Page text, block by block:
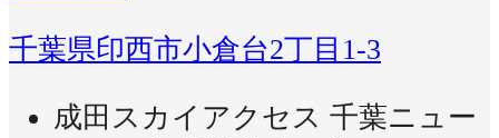
千葉県印西市小倉台2丁目1-3
成田スカイアクセス 千葉ニュー